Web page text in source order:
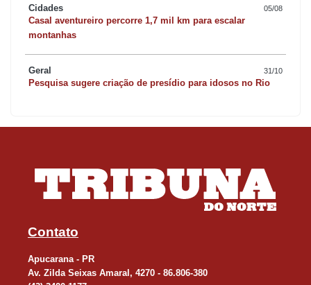
Cidades 05/08
Casal aventureiro percorre 1,7 mil km para escalar
montanhas
Geral 31/10
Pesquisa sugere criação de presídio para idosos no Rio
Contato
Apucarana - PR
Av. Zilda Seixas Amaral, 4270 - 86.806-380